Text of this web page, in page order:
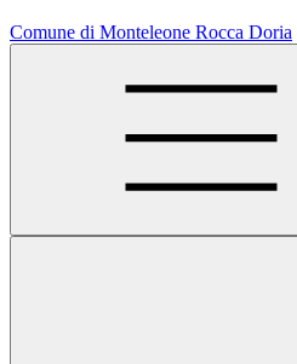
Comune di Monteleone Rocca Doria